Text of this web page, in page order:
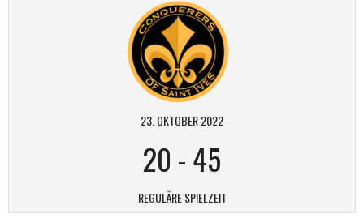
23. OKTOBER 2022
20 -45
REGULÄRE SPIELZEIT